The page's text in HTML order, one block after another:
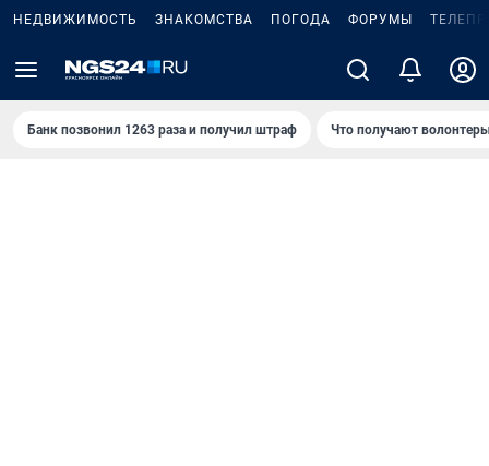
НЕДВИЖИМОСТЬ ЗНАКОМСТВА ПОГОДА ФОРУМЫ
Банк позвонил 1263 раза и получил штраф Что получают